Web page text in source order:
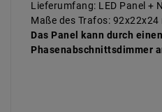
Lieferumfang: LED Panel +
Maße des Trafos: 92x22x24
Das Panel kann durch einen
Phasenabschnittsdimmer